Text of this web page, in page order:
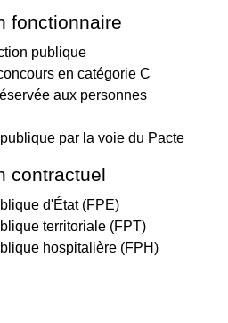
fonctionnaire
publique
en catégorie C
aux personnes
par la voie du Pacte
contractuel
d'État (FPE)
territoriale (FPT)
hospitalière (FPH)